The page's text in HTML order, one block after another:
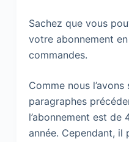
Sachez que vous
votre abonnement
commandes.
Comme nous
paragraphes
l’abonnement est
année. Cependant, il